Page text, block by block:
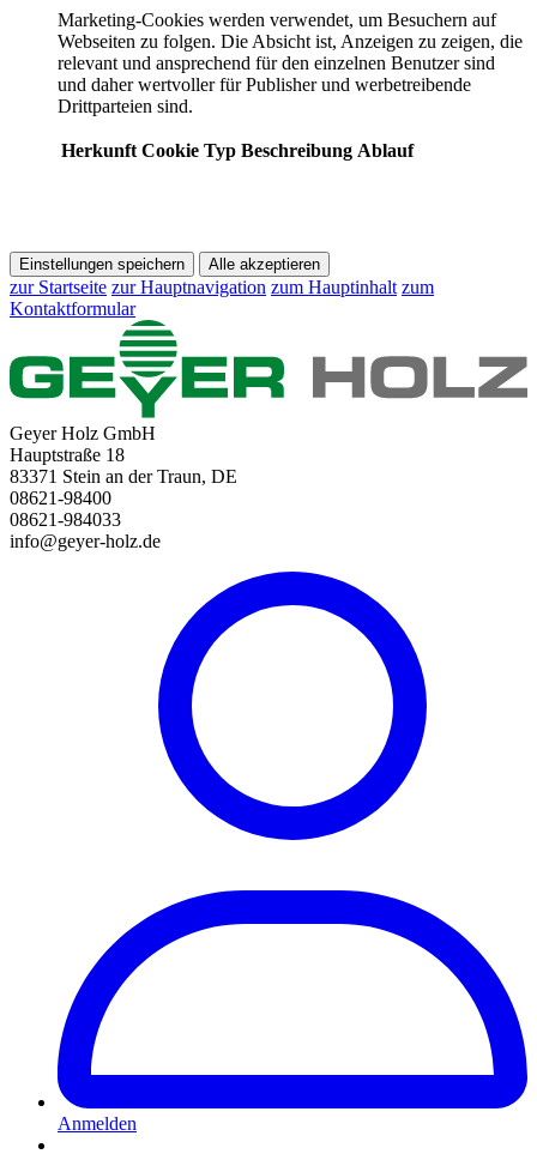
Marketing-Cookies werden verwendet, um Besuchern auf
Webseiten zu folgen. Die Absicht ist, Anzeigen zu zeigen, die
relevant und ansprechend für den einzelnen Benutzer sind
und daher wertvoller für Publisher und werbetreibende
Drittparteien sind.
Herkunft Cookie Typ Beschreibung Ablauf
Einstellungen speichern Alle akzeptieren
zur Startseite zur Hauptnavigation zum Hauptinhalt zum
Kontaktformular
Geyer Holz GmbH
Hauptstraße 18
83371 Stein an der Traun, DE
08621-98400
08621-984033
info@geyer-holz.de
Anmelden